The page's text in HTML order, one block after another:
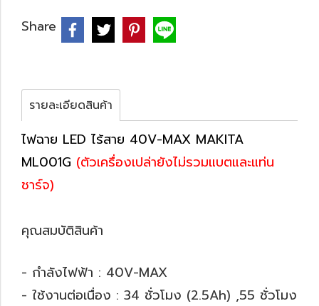
Share
รายละเอียดสินค้า
ไฟฉาย LED ไร้สาย 40V-MAX MAKITA
ML001G (ตัวเครื่องเปล่ายังไม่รวมแบตและแท่น
ชาร์จ)
คุณสมบัติสินค้า
- กำลังไฟฟ้า : 40V-MAX
- ใช้งานต่อเนื่อง : 34 ชั่วโมง (2.5Ah) ,55 ชั่วโมง